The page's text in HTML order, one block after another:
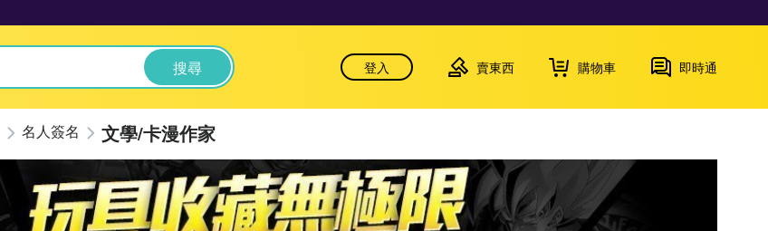
搜尋 登入 賣東西 購物車 即時通
名人簽名 文學/卡漫作家